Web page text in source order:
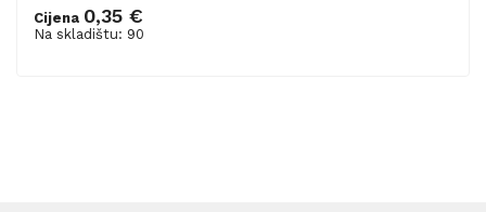
Cijena 0,35 €
Na skladištu: 90
Dodaj u košaricu